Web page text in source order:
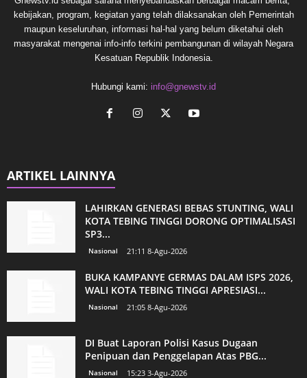
kebijakan, program, kegiatan yang telah dilaksanakan oleh Pemerintah
maupun keseluruhan, informasi hal-hal yang belum diketahui oleh
masyarakat mengenai info-info terkini pembangunan di wilayah Negara
Kesatuan Republik Indonesia.
Hubungi kami: info@gnewstv.id
ARTIKEL LAINNYA
LAHIRKAN GENERASI BEBAS STUNTING, WALI
KOTA TEBING TINGGI DORONG OPTIMALISASI
SP3...
Nasional 21:11 8-Agu-2026
BUKA KAMPANYE GERMAS DALAM ISPS 2026,
WALI KOTA TEBING TINGGI APRESIASI...
Nasional 21:05 8-Agu-2026
DI Buat Laporan Polisi Kasus Dugaan
Penipuan dan Penggelapan Atas PBG...
Nasional 15:23 3-Agu-2026